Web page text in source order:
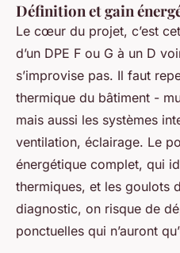
Définition et gain
Le cœur du projet, c’est
d’un DPE F ou G à un D
s’improvise pas. Il faut
thermique du bâtiment -
mais aussi les systèmes
ventilation, éclairage. Le
énergétique complet, qui
thermiques, et les goulots
diagnostic, on risque de
ponctuelles qui n’auront